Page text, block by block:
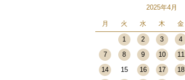
2025年4月
月 火 水 木 金
1 2 3 4
7
8 9 10 11
14
15 16 17 18